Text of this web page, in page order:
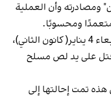
ومصادرته وأن العملية
ومحسوبًا.
وكتبت وكالة أنباء "تسنيم"، أمس الأربعاء 4 يناير( كانون الثاني)،
على يد لص مسلح
تمت إحالتها إلى